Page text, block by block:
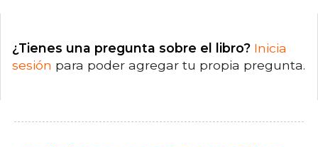
¿Tienes una pregunta sobre el libro? Inicia
sesión para poder agregar tu propia pregunta.